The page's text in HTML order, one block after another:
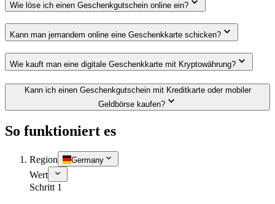
Wie löse ich einen Geschenkgutschein online ein?
Kann man jemandem online eine Geschenkkarte schicken?
Wie kauft man eine digitale Geschenkkarte mit Kryptowährung?
Kann ich einen Geschenkgutschein mit Kreditkarte oder mobiler
Geldbörse kaufen?
So funktioniert es
Region Germany
Wert
Schritt 1